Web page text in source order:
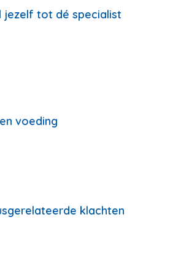
jezelf tot dé specialist
voeding
klachten